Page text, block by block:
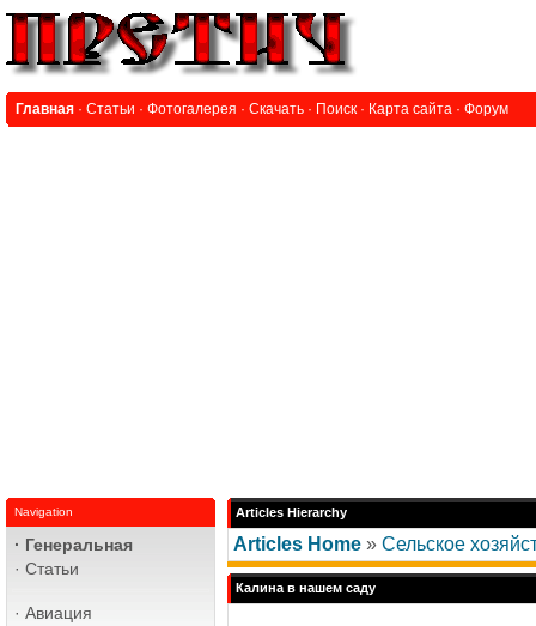
Главная · Статьи · Фотогалерея · Скачать · Поиск · Карта сайта · Форум
Navigation
· Генеральная
· Статьи
· Авиация
Articles Hierarchy
Articles Home » Сельское
Калина в нашем саду